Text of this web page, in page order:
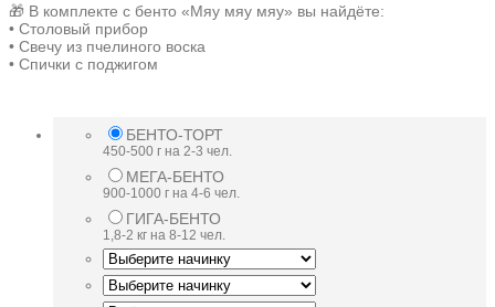
🎁 В комплекте с бенто «Мяу мяу мяу» вы найдёте:
• Столовый прибор
• Свечу из пчелиного воска
• Спички с поджигом
БЕНТО-ТОРТ
450-500 г на 2-3 чел.
МЕГА-БЕНТО
900-1000 г на 4-6 чел.
ГИГА-БЕНТО
1,8-2 кг на 8-12 чел.